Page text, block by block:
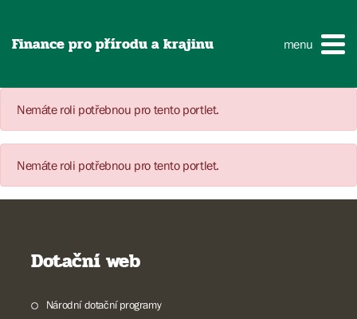
Finance pro přírodu a krajinu menu
Nemáte roli potřebnou pro tento portlet.
Nemáte roli potřebnou pro tento portlet.
Dotační web
Národní dotační programy